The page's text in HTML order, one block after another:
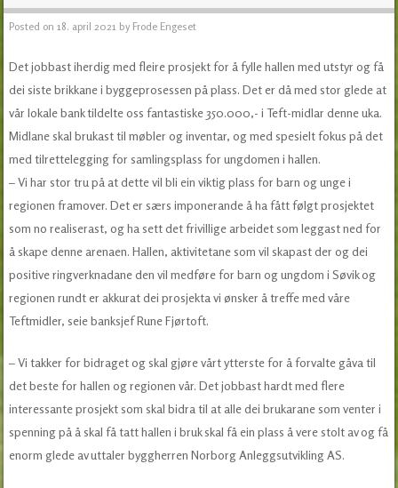
Posted on18. april 2021 by Frode Engeset
Det jobbast iherdig med fleire prosjekt for å fylle hallen med utstyr og få
dei siste brikkane i byggeprosessen på plass. Det er då med stor glede at
vår lokale bank tildelte oss fantastiske 350.000,- i Teft-midlar denne uka.
Midlane skal brukast til møbler og inventar, og med spesielt fokus på det
med tilrettelegging for samlingsplass for ungdomen i hallen.
– Vi har stor tru på at dette vil bli ein viktig plass for barn og unge i
regionen framover. Det er særs imponerande å ha fått følgt prosjektet
som no realiserast, og ha sett det frivillige arbeidet som leggast ned for
å skape denne arenaen. Hallen, aktivitetane som vil skapast der og dei
positive ringverknadane den vil medføre for barn og ungdom i Søvik og
regionen rundt er akkurat dei prosjekta vi ønsker å treffe med våre
Teftmidler, seie banksjef Rune Fjørtoft.
– Vi takker for bidraget og skal gjøre vårt ytterste for å forvalte gåva til
det beste for hallen og regionen vår. Det jobbast hardt med flere
interessante prosjekt som skal bidra til at alle dei brukarane som venter i
spenning på å skal få tatt hallen i bruk skal få ein plass å vere stolt av og få
enorm glede av uttaler byggherren Norborg Anleggsutvikling AS.